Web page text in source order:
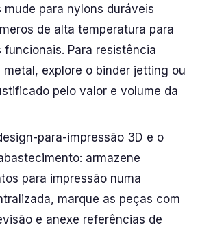
mude para nylons duráveis
de alta temperatura para
funcionais. Para resistência
metal, explore o binder jetting ou
pelo valor e volume da
para-impressão 3D e o
armazene
para impressão numa
marque as peças com
e anexe referências de